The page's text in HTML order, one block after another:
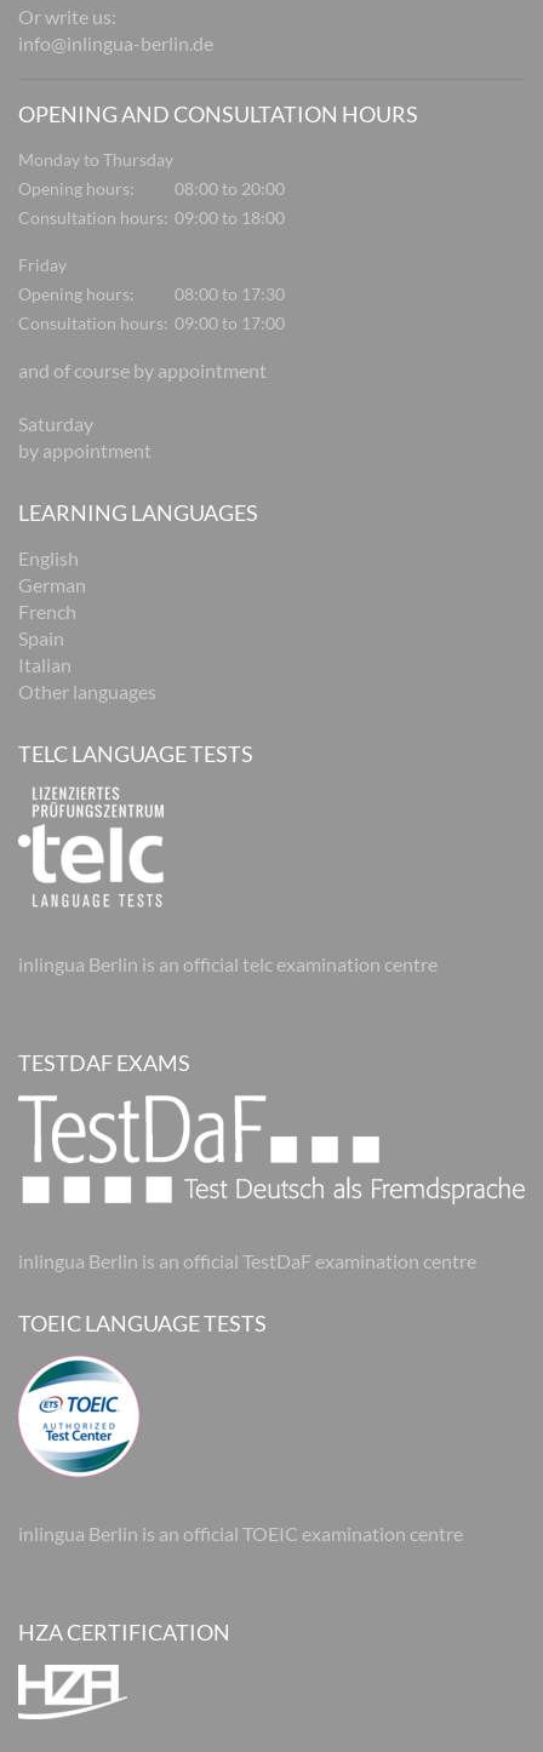
Or write us:
info@inlingua-berlin.de
OPENING AND CONSULTATION HOURS
Monday to Thursday
Opening hours:
08:00 to 20:00
Consultation hours: 09:00 to 18:00
Friday
Opening hours:
08:00 to 17:30
Consultation hours: 09:00 to 17:00
and of course by appointment
Saturday
by appointment
LEARNING LANGUAGES
English
German
French
Spain
Italian
Other languages
TELC LANGUAGE TESTS
inlingua Berlin is an official telc examination centre
TESTDAF EXAMS
inlingua Berlin is an official TestDaF examination centre
TOEIC LANGUAGE TESTS
inlingua Berlin is an official TOEIC examination centre
HZA CERTIFICATION